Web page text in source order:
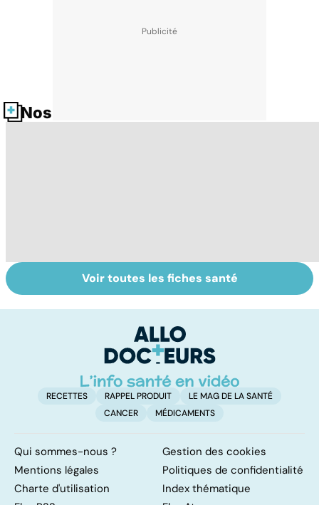
Nos fiches santé
Troubles de la
vue : et si c'était
Faire du sport à
domicile, c'est
Voir toutes les fiches santé
RECETTES RAPPEL PRODUIT
LE MAG DE LA SANTÉ
CANCER
MÉDICAMENTS
Qui sommes-nous ?
Gestion des cookies
Mentions légales
Politiques de confidentialité
Charte d'utilisation
Index thématique